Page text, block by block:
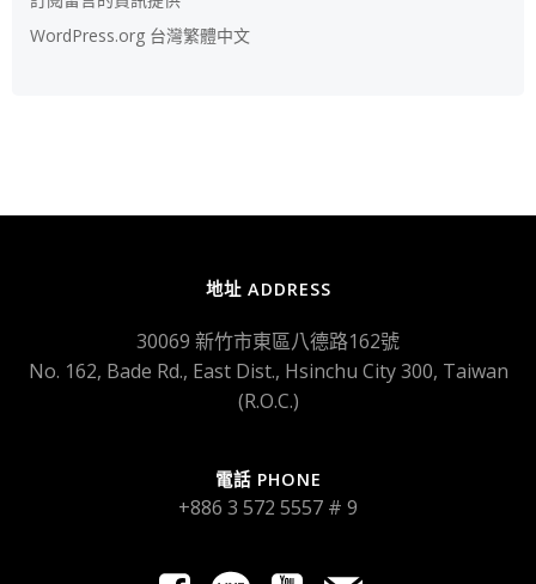
WordPress.org 台灣繁體中文
地址 ADDRESS
30069 新竹市東區八德路162號
No. 162, Bade Rd., East Dist., Hsinchu City 300, Taiwan
(R.O.C.)
電話 PHONE
+886 3 572 5557 # 9